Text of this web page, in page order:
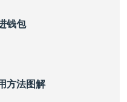
钱包
方法图解